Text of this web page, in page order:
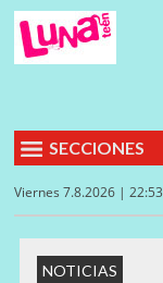
SECCIONES
Viernes 7.8.2026 | 22:53
NOTICIAS